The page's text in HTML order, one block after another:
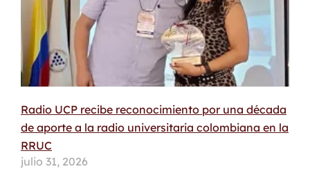
Radio UCP recibe reconocimiento por una década
de aporte a la radio universitaria colombiana en la
RRUC
julio 31, 2026